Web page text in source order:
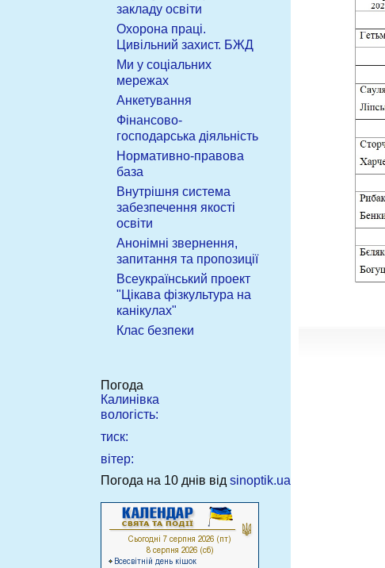
закладу освіти
Охорона праці.
Цивільний захист. БЖД
Ми у соціальних
мережах
Анкетування
Фінансово-
господарська діяльність
Нормативно-правова
база
Внутрішня система
забезпечення якості
освіти
Анонімні звернення,
запитання та пропозиції
Всеукраїнський проект
"Цікава фізкультура на
канікулах"
Клас безпеки
Погода
Калинівка
вологість:
тиск:
вітер:
Погода на 10 днів від sinoptik.ua